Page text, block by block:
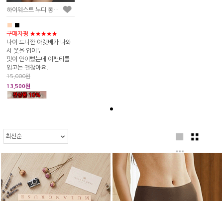
하이웨스트 누디 똥배팬티
■
구매자평 ★★★★★
나이 드니깐 아랫배가 나와
서 옷을 입어두
핏이 안이뻤는데 이팬티를
입고는 괜찮아요.
15,000원
13,500원